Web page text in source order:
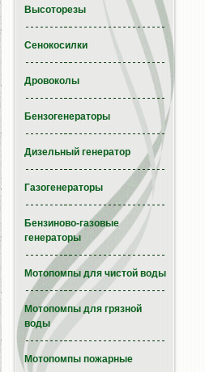
Высоторезы
Сенокосилки
Дровоколы
Бензогенераторы
Дизельный генератор
Газогенераторы
Бензиново-газовые
генераторы
Мотопомпы для чистой воды
Мотопомпы для грязной
воды
Мотопомпы пожарные